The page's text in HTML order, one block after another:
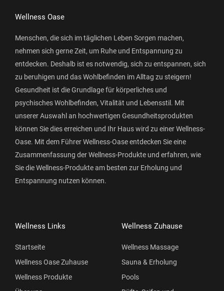
Wellness Oase
Menschen, die sich im täglichen Leben Sorgen machen,
nehmen sich gerne Zeit, um Ruhe und Entspannung zu
entdecken. Deshalb ist es notwendig, sich zu entspannen, sich
zu beruhigen und das Wohlbefinden im Alltag zu steigern!
Gesundheit ist die Grundlage für körperliches und
psychisches Wohlbefinden, Vitalität und Lebensstil. Mit
unserer Auswahl an hochwertigen Gesundheitsprodukten
können Sie dies erreichen und Ihr Haus wird zu einer Wellness-
Oase. Mit dem Führer Wellness-Oase entdecken Sie eine
Zusammenfassung der Wellness-Produkte und erfahren, wie
Sie die Wellness-Produkte am besten zur Erholung und
Entspannung nutzen können.
Wellness Links
Startseite
Wellness Oase Zuhause
Wellness Produkte
Wellness Zuhause
Wellness Massage
Sauna & Erholung
Pools